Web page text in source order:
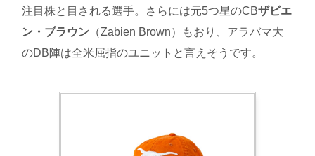
注目株と目される選手。さらには元5つ星のCBザビエ
ン・ブラウン （Zabien Brown）もおり、アラバマ大
のDB陣は全米屈指のユニットと言えそうです。